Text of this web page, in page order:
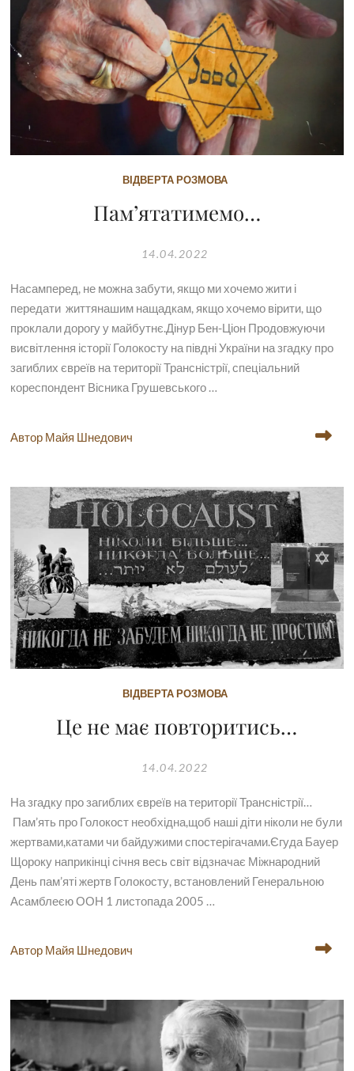
ВІДВЕРТА РОЗМОВА
Пам’ятатимемо…
14.04.2022
Насамперед, не можна забути, якщо ми хочемо жити і
передати життянашим нащадкам, якщо хочемо вірити, що
проклали дорогу у майбутнє.Дінур Бен-Ціон Продовжуючи
висвітлення історії Голокосту на півдні України на згадку про
загиблих євреїв на території Трансністрії, спеціальний
кореспондент Вісника Грушевського …
Автор Майя Шнедович
ВІДВЕРТА РОЗМОВА
Це не має повторитись…
14.04.2022
На згадку про загиблих євреїв на території Трансністрії…
Пам’ять про Голокост необхідна,щоб наші діти ніколи не були
жертвами,катами чи байдужими спостерігачами.Єгуда Бауер
Щороку наприкінці січня весь світ відзначає Міжнародний
День пам’яті жертв Голокосту, встановлений Генеральною
Асамблеєю ООН 1 листопада 2005 …
Автор Майя Шнедович